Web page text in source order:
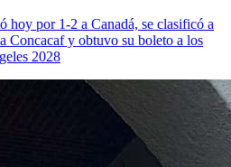
hoy por 1-2 a Canadá, se clasificó a
Concacaf y obtuvo su boleto a los
2028